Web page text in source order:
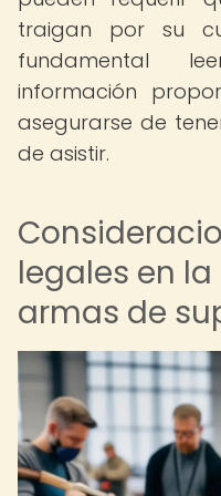
traigan por su
fundamental
información
asegurarse de
de asistir.
legales en
armas de